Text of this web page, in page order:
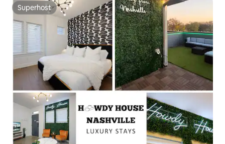
Superhost
Superhost